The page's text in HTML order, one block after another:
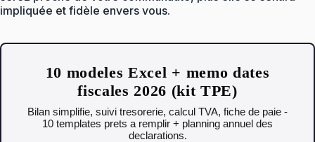
impliquée et fidèle envers vous.
10 modeles Excel + memo dates
fiscales 2026 (kit TPE)
Bilan simplifie, suivi tresorerie, calcul TVA, fiche de paie -
10 templates prets a remplir + planning annuel des
declarations.